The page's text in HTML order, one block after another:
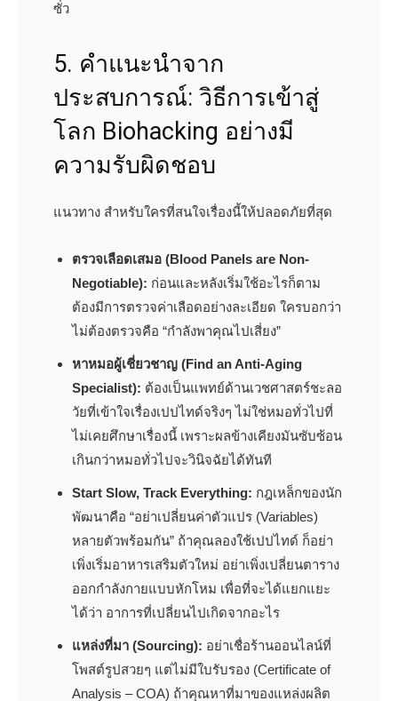
ซั่ว
5. คำแนะนำจาก
ประสบการณ์: วิธีการเข้าสู่
โลก Biohacking อย่างมี
ความรับผิดชอบ
แนวทาง สำหรับใครที่สนใจเรื่องนี้ให้ปลอดภัยที่สุด
ตรวจเลือดเสมอ (Blood Panels are Non-
Negotiable): ก่อนและหลังเริ่มใช้อะไรก็ตาม
ต้องมีการตรวจค่าเลือดอย่างละเอียด ใครบอกว่า
ไม่ต้องตรวจคือ “กำลังพาคุณไปเสี่ยง”
หาหมอผู้เชี่ยวชาญ (Find an Anti-Aging
Specialist): ต้องเป็นแพทย์ด้านเวชศาสตร์ชะลอ
วัยที่เข้าใจเรื่องเปปไทด์จริงๆ ไม่ใช่หมอทั่วไปที่
ไม่เคยศึกษาเรื่องนี้ เพราะผลข้างเคียงมันซับซ้อน
เกินกว่าหมอทั่วไปจะวินิจฉัยได้ทันที
Start Slow, Track Everything: กฎเหล็กของนัก
พัฒนาคือ “อย่าเปลี่ยนค่าตัวแปร (Variables)
หลายตัวพร้อมกัน” ถ้าคุณลองใช้เปปไทด์ ก็อย่า
เพิ่งเริ่มอาหารเสริมตัวใหม่ อย่าเพิ่งเปลี่ยนตาราง
ออกกำลังกายแบบหักโหม เพื่อที่จะได้แยกแยะ
ได้ว่า อาการที่เปลี่ยนไปเกิดจากอะไร
แหล่งที่มา (Sourcing): อย่าเชื่อร้านออนไลน์ที่
โพสต์รูปสวยๆ แต่ไม่มีใบรับรอง (Certificate of
Analysis – COA) ถ้าคุณหาที่มาของแหล่งผลิต